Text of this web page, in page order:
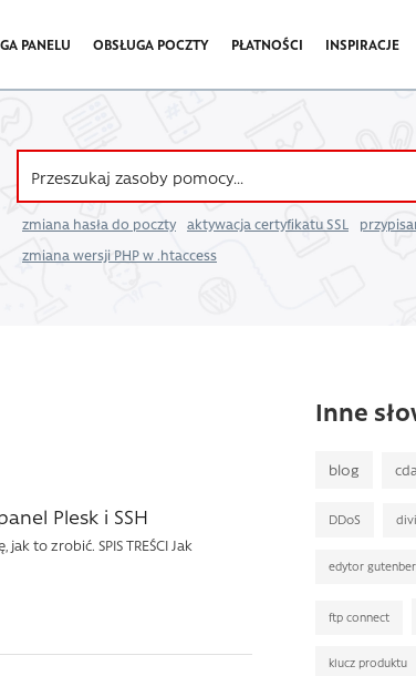
PANELU OBSŁUGA POCZTY PŁATNOŚCI INSPIRACJE
zmiana hasła do poczty aktywacja certyfikatu SSL
zmiana wersji PHP w .htaccess
Plesk i SSH
to zrobić. SPIS TREŚCI Jak
Inne
blog
DDoS divi
edytor
ftp connect
klucz produktu